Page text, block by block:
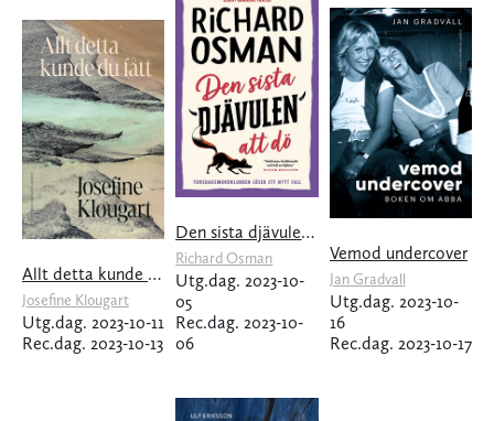
Allt detta kunde du fått
Josefine Klougart
Utg.dag. 2023-10-11
Rec.dag. 2023-10-13
Den sista djävulen att dö
Richard Osman
Utg.dag. 2023-10-
05
Rec.dag. 2023-10-
06
Vemod undercover
Jan Gradvall
Utg.dag. 2023-10-
16
Rec.dag. 2023-10-17